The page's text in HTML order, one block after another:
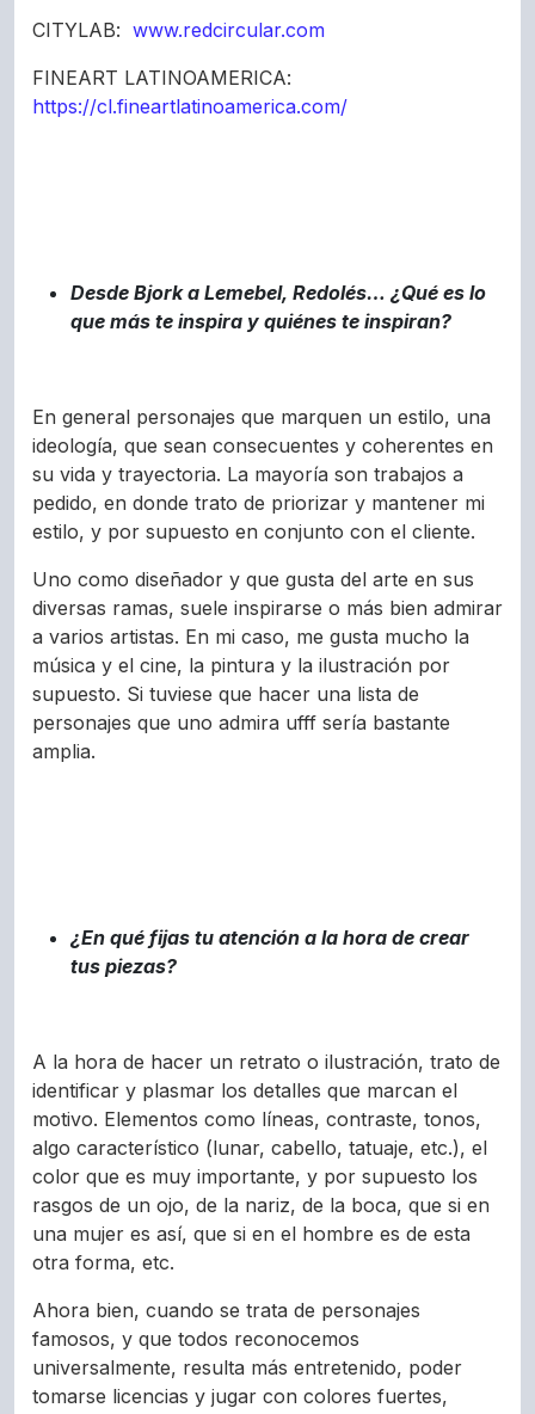
CITYLAB: www.redcircular.com
FINEART LATINOAMERICA:
https://cl.fineartlatinoamerica.com/
Desde Bjork a Lemebel, Redolés… ¿Qué es lo
que más te inspira y quiénes te inspiran?
En general personajes que marquen un estilo, una
ideología, que sean consecuentes y coherentes en
su vida y trayectoria. La mayoría son trabajos a
pedido, en donde trato de priorizar y mantener mi
estilo, y por supuesto en conjunto con el cliente.
Uno como diseñador y que gusta del arte en sus
diversas ramas, suele inspirarse o más bien admirar
a varios artistas. En mi caso, me gusta mucho la
música y el cine, la pintura y la ilustración por
supuesto. Si tuviese que hacer una lista de
personajes que uno admira ufff sería bastante
amplia.
¿En qué fijas tu atención a la hora de crear
tus piezas?
A la hora de hacer un retrato o ilustración, trato de
identificar y plasmar los detalles que marcan el
motivo. Elementos como líneas, contraste, tonos,
algo característico (lunar, cabello, tatuaje, etc.), el
color que es muy importante, y por supuesto los
rasgos de un ojo, de la nariz, de la boca, que si en
una mujer es así, que si en el hombre es de esta
otra forma, etc.
Ahora bien, cuando se trata de personajes
famosos, y que todos reconocemos
universalmente, resulta más entretenido, poder
tomarse licencias y jugar con colores fuertes,